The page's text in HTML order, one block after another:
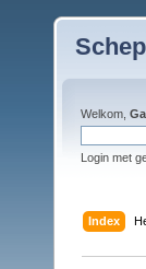
Welkom,
Login met
Index